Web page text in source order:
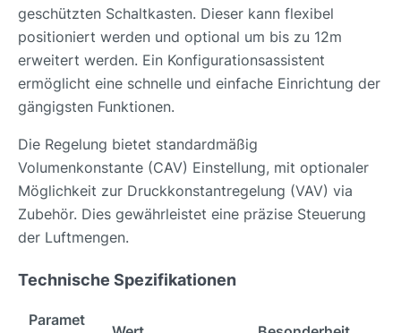
geschützten Schaltkasten. Dieser kann flexibel
positioniert werden und optional um bis zu 12m
erweitert werden. Ein Konfigurationsassistent
ermöglicht eine schnelle und einfache Einrichtung der
gängigsten Funktionen.
Die Regelung bietet standardmäßig
Volumenkonstante (CAV) Einstellung, mit optionaler
Möglichkeit zur Druckkonstantregelung (VAV) via
Zubehör. Dies gewährleistet eine präzise Steuerung
der Luftmengen.
Technische Spezifikationen
Paramet